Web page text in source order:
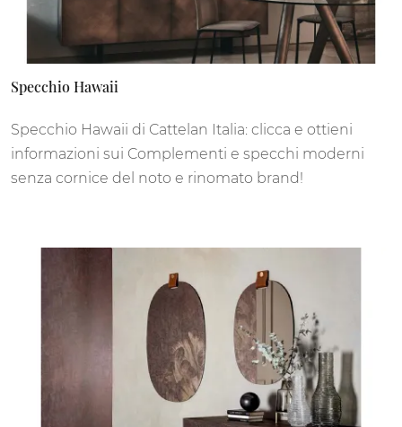
Specchio Hawaii
Specchio Hawaii di Cattelan Italia: clicca e ottieni
informazioni sui Complementi e specchi moderni
senza cornice del noto e rinomato brand!